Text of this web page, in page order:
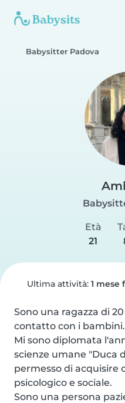
Babysitter Padova
Età
21
Ultima attività: 1 mese
Sono una ragazza di
contatto con i bambini.
Mi sono diplomata
scienze umane "Duca
permesso di acquisire
psicologico e sociale.
Sono una persona